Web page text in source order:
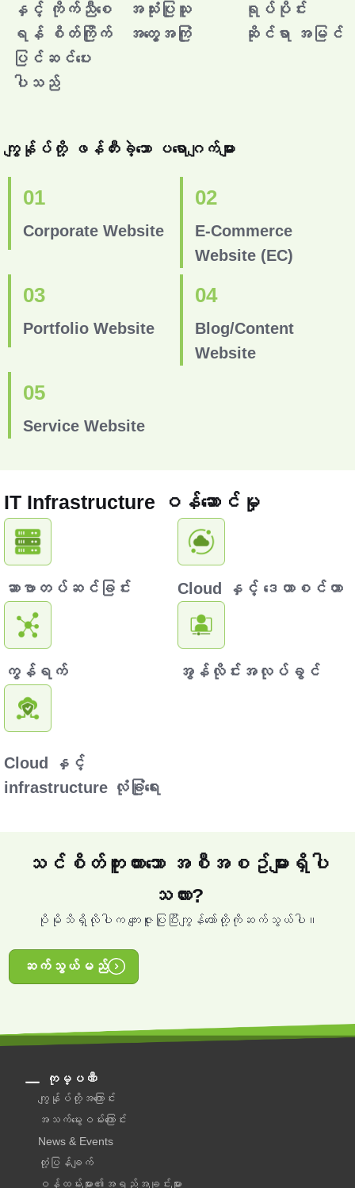
နှင့် ကိုက်ညီစေ
ရန် စိတ်ကြိုက်
ပြင်ဆင်ပေး
ပါသည်
အသုံးပြုသူ
အတွေ့အကြုံ
ရုပ်ပိုင်း
ဆိုင်ရာ အမြင်
ကျွန်ုပ်တို့ ဖန်တီးခဲ့သော ပရောဂျက်များ
01
Corporate Website
02
E-Commerce
Website (EC)
03
Portfolio Website
04
Blog/Content
Website
05
Service Website
IT Infrastructure ဝန်ဆောင်မှု
ဆာဗာတပ်ဆင်ခြင်း Cloud နှင့် ဒေတာစင်တာ
ကွန်ရက် အွန်လိုင်းအလုပ်ခွင်
Cloud နှင့်
infrastructure လုံခြုံရေး
သင်စိတ်ကူးထားသော အစီအစဥ်များရှိပါ
သလား?
ပိုမိုသိရှိလိုပါက ကျေးဇူးပြုပြီးကျွန်တော်တို့ကိုဆက်သွယ်ပါ။
ဆက်သွယ်မည်
ကုမ္ပဏီ
ကျွန်ုပ်တို့အကြောင်း
အသက်မွေးဝမ်းကြောင်း
News & Events
တုံ့ပြန်ချက်
ဝန်ထမ်းများ၏အရည်အချင်းများ